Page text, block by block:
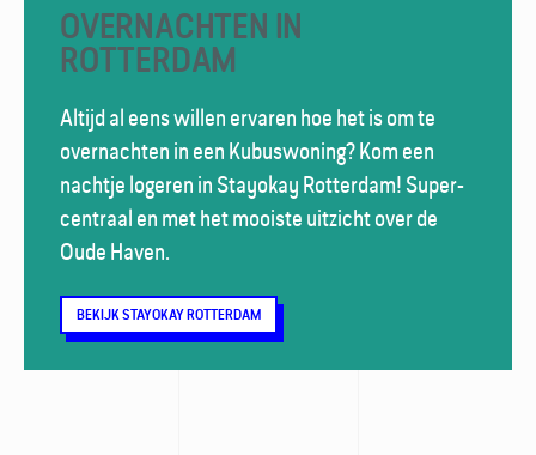
OVERNACHTEN IN
ROTTERDAM
Altijd al eens willen ervaren hoe het is om te
overnachten in een Kubuswoning? Kom een
nachtje logeren in Stayokay Rotterdam! Super-
centraal en met het mooiste uitzicht over de
Oude Haven.
BEKIJK STAYOKAY ROTTERDAM